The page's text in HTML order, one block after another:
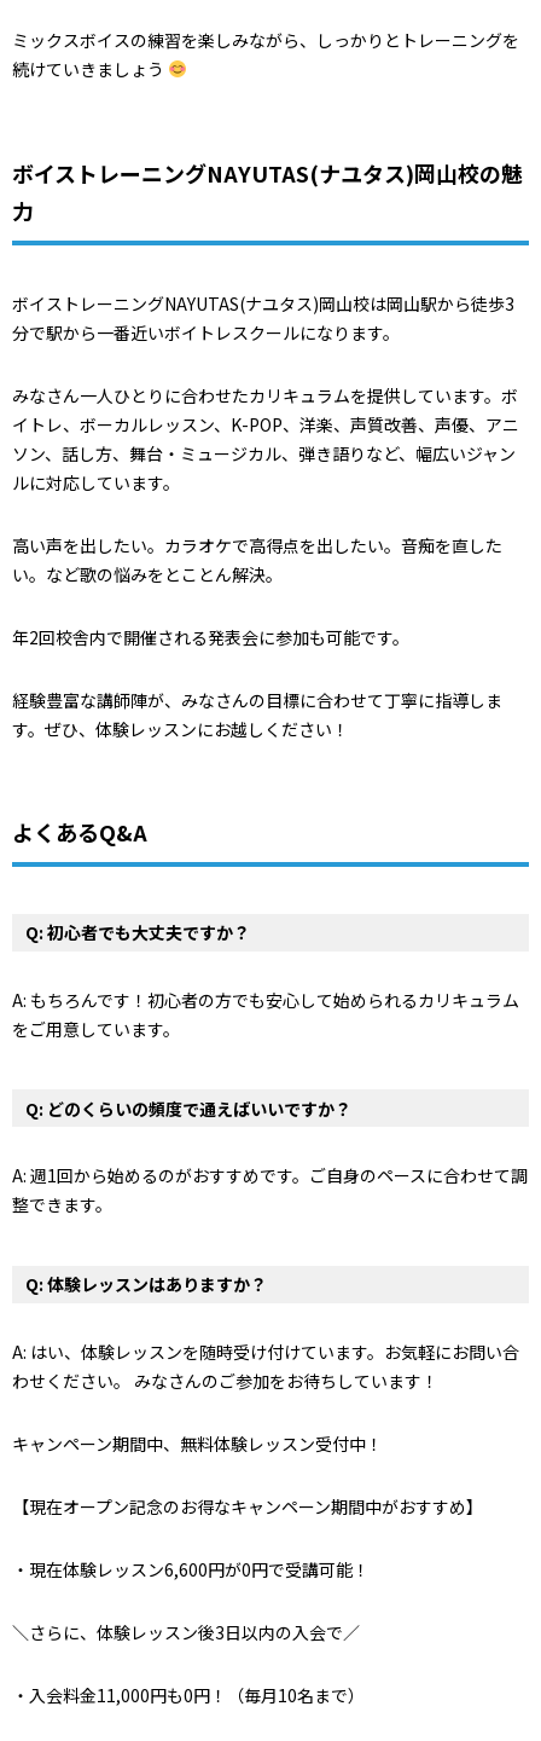
ミックスボイスの練習を楽しみながら、しっかりとトレーニングを
続けていきましょう
ボイストレーニングNAYUTAS(ナユタス)岡山校の魅
力
ボイストレーニングNAYUTAS(ナユタス)岡山校は岡山駅から徒歩3
分で駅から一番近いボイトレスクールになります。
みなさん一人ひとりに合わせたカリキュラムを提供しています。ボ
イトレ、ボーカルレッスン、K-POP、洋楽、声質改善、声優、アニ
ソン、話し方、舞台・ミュージカル、弾き語りなど、幅広いジャン
ルに対応しています。
高い声を出したい。カラオケで高得点を出したい。音痴を直した
い。など歌の悩みをとことん解決。
年2回校舎内で開催される発表会に参加も可能です。
経験豊富な講師陣が、みなさんの目標に合わせて丁寧に指導しま
す。ぜひ、体験レッスンにお越しください！
よくあるQ&A
Q: 初心者でも大丈夫ですか？
A: もちろんです！初心者の方でも安心して始められるカリキュラム
をご用意しています。
Q: どのくらいの頻度で通えばいいですか？
A: 週1回から始めるのがおすすめです。ご自身のペースに合わせて調
整できます。
Q: 体験レッスンはありますか？
A: はい、体験レッスンを随時受け付けています。お気軽にお問い合
わせください。 みなさんのご参加をお待ちしています！
キャンペーン期間中、無料体験レッスン受付中！
【現在オープン記念のお得なキャンペーン期間中がおすすめ】
・現在体験レッスン6,600円が0円で受講可能！
＼さらに、体験レッスン後3日以内の入会で／
・入会料金11,000円も0円！（毎月10名まで）